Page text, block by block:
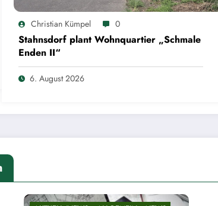
Christian Kümpel 0
Stahnsdorf plant Wohnquartier „Schmale
Enden II“
6. August 2026